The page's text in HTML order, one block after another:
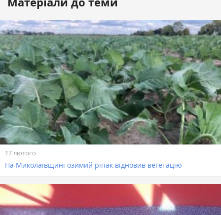
17 лютого
На Миколаївщині озимий ріпак відновив вегетацію